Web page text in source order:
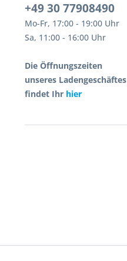
+49 30 77908490
Mo-Fr, 17:00 - 19:00 Uhr
Sa, 11:00 - 16:00 Uhr
Die Öffnungszeiten
unseres Ladengeschäftes
findet Ihr hier